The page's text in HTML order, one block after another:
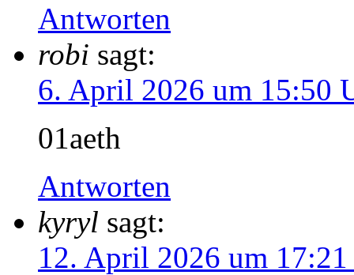
Antworten
robi sagt:
6. April 2026 um 15:50
01aeth
Antworten
kyryl sagt:
12. April 2026 um